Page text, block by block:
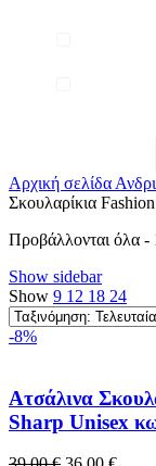
Αρχική σελίδα
Σκουλαρίκια Fashion
Προβάλλονται όλα -
Show sidebar
Show 9 12 18 24
-8%
Ατσάλινα
Sharp Unisex